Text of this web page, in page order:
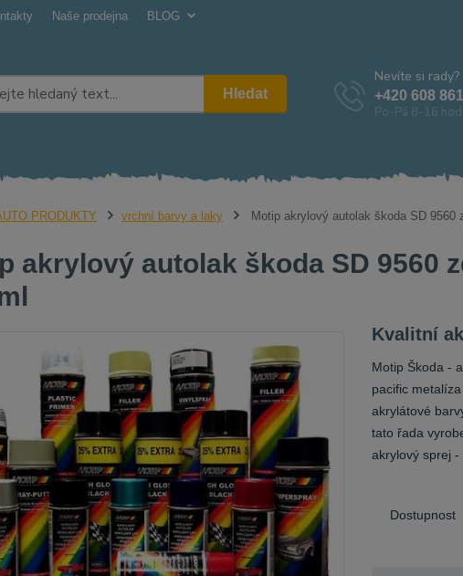
Naše prodejna BLOG
Hledat
Nevíte si
+420 608
Po-Pá 8-16
PRODUKTY vrchní barvy a laky Motip akrylový autolak škoda SD 9560
akrylový autolak škoda SD 9560
Kvalitní
Motip Škoda -
pacific
akrylátové
tato řada
akrylový sprej -
Dostupnost